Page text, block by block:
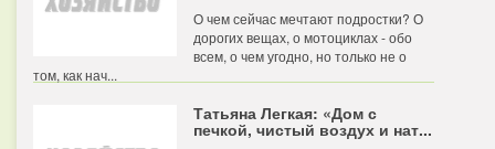
О чем сейчас мечтают подростки? О
дорогих вещах, о мотоциклах - обо
всем, о чем угодно, но только не о
том, как нач...
Татьяна Легкая: «Дом с
печкой, чистый воздух и нат...